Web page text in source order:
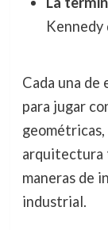
Kennedy
Cada una de
para jugar
arquitectura
maneras de
industrial.